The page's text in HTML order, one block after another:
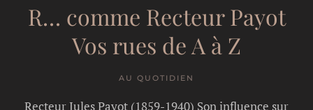
R… comme Recteur Payot
Vos rues de A à Z
AU QUOTIDIEN
Recteur Jules Payot (1859-1940) Son influence sur